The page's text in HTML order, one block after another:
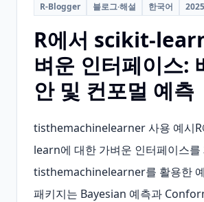
R-Blogger 블로그·해설 한국어
R에서 scikit-
벼운 인터페이스:
안 및 컨포멀 예측
tisthemachinelearner 사용 예시
learn에 대한 가벼운 인터페이스를
tisthemachinelearner를 활용한
패키지는 Bayesian 예측과